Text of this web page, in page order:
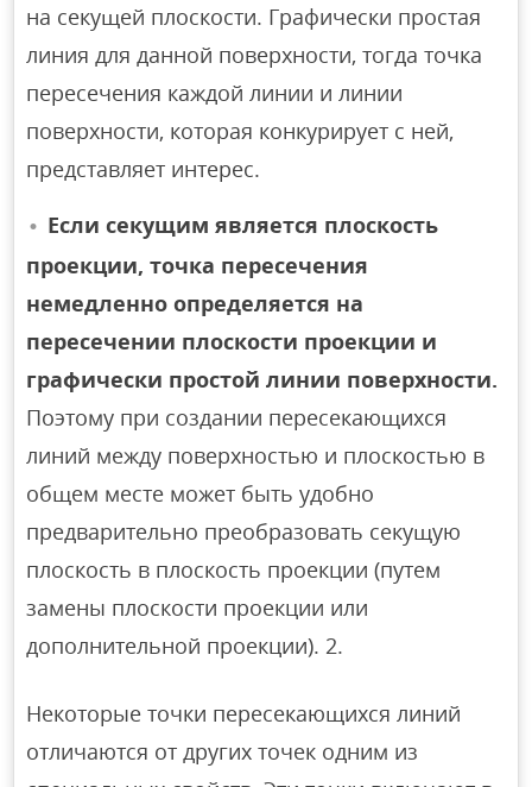
на секущей плоскости. Графически простая
линия для данной поверхности, тогда точка
пересечения каждой линии и линии
поверхности, которая конкурирует с ней,
представляет интерес.
Если секущим является плоскость
проекции, точка пересечения
немедленно определяется на
пересечении плоскости проекции и
графически простой линии поверхности.
Поэтому при создании пересекающихся
линий между поверхностью и плоскостью в
общем месте может быть удобно
предварительно преобразовать секущую
плоскость в плоскость проекции (путем
замены плоскости проекции или
дополнительной проекции). 2.
Некоторые точки пересекающихся линий
отличаются от других точек одним из